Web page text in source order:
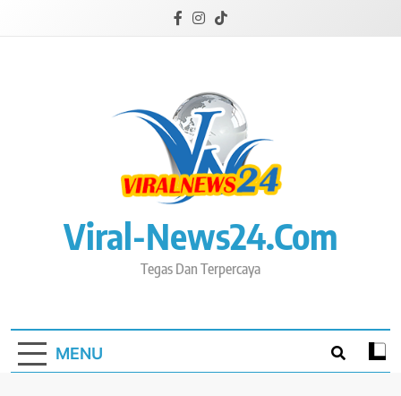
Viral-News24.com
Tegas Dan Terpercaya
MENU